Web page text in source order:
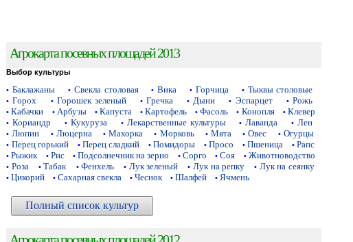
Агрокарта посевных площадей 2013
Выбор культуры
• Баклажаны • Свекла столовая • Вика • Горчица • Тыквы столовые
• Горох • Горошек зеленый • Гречка • Дыни • Эспарцет • Рожь
• Кабачки • Арбузы • Капуста • Картофель • Фасоль • Конопля • Клевер
• Кориандр • Кукуруза • Лекарственные культуры • Лаванда • Лен
• Люпин • Люцерна • Махорка • Морковь • Мята • Овес • Огурцы
• Перец горький • Перец сладкий • Помидоры • Просо • Пшеница • Рапс
• Рыжик • Рис • Подсолнечник на зерно • Сорго • Соя • Животноводство
• Роза • Табак • Фенхель • Лук зеленый • Лук на репку • Лук на сеянку
• Цикорий • Сахарная свекла • Чеснок • Шалфей • Ячмень
Полный список культур
Агрокарта посевных площадей 2012